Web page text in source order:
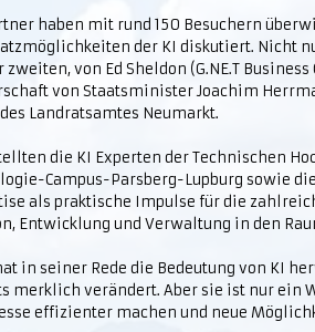
haben mit rund 150 Besuchern
der KI diskutiert. Nicht
von Ed Sheldon (G.NE.T
von Staatsminister Joachim
Landratsamtes Neumarkt.
die KI Experten der Technischen
Campus-Parsberg-Lupburg sowie
als praktische Impulse für die
Entwicklung und Verwaltung in den
in seiner Rede die Bedeutung von KI
verändert. Aber sie ist nur ein
effizienter machen und neue